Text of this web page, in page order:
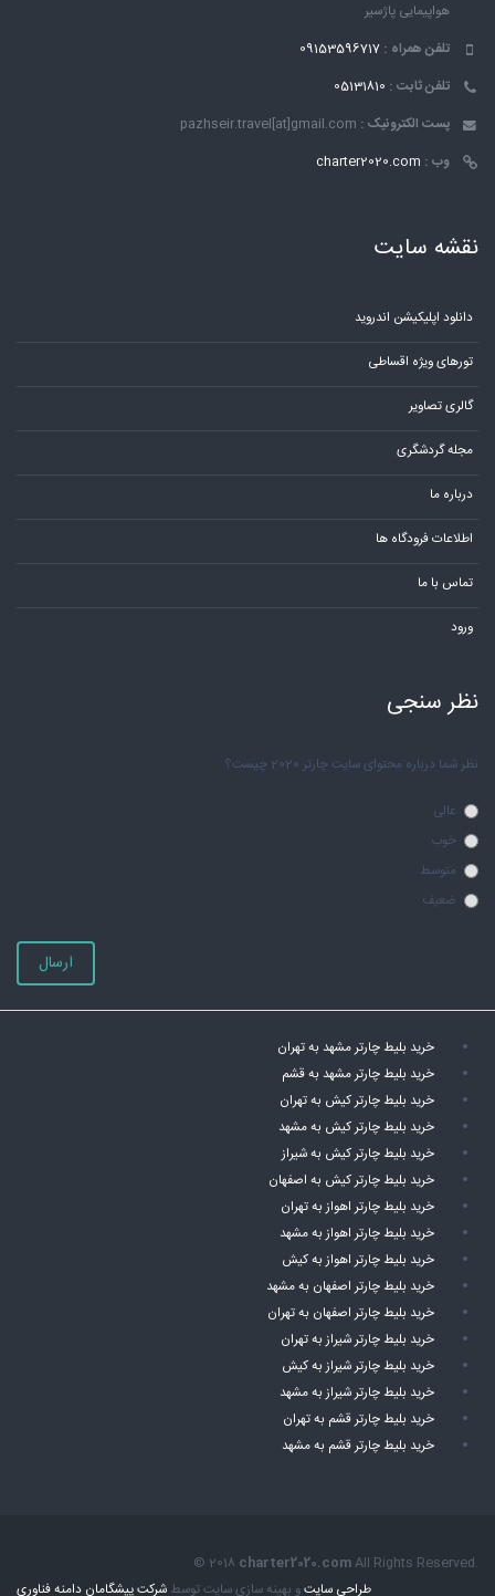
هواپیمایی پاژسیر
تلفن همراه : 09153596717
تلفن ثابت : 05131810
پست الکترونیک : pazhseir.travel[at]gmail.com
وب : charter2020.com
نقشه سایت
دانلود اپلیکیشن اندروید
تورهای ویژه اقساطی
گالری تصاویر
مجله گردشگری
درباره ما
اطلاعات فرودگاه ها
تماس با ما
ورود
نظر سنجی
نظر شما درباره محتوای سایت چارتر 2020 چیست؟
عالی
خوب
متوسط
ضعیف
ارسال
خرید بلیط چارتر مشهد به تهران
خرید بلیط چارتر مشهد به قشم
خرید بلیط چارتر کیش به تهران
خرید بلیط چارتر کیش به مشهد
خرید بلیط چارتر کیش به شیراز
خرید بلیط چارتر کیش به اصفهان
خرید بلیط چارتر اهواز به تهران
خرید بلیط چارتر اهواز به مشهد
خرید بلیط چارتر اهواز به کیش
خرید بلیط چارتر اصفهان به مشهد
خرید بلیط چارتر اصفهان به تهران
خرید بلیط چارتر شیراز به تهران
خرید بلیط چارتر شیراز به کیش
خرید بلیط چارتر شیراز به مشهد
خرید بلیط چارتر قشم به تهران
خرید بلیط چارتر قشم به مشهد
© 2018 charter2020.comAll Rights Reserved.
طراحی سایتو بهینه سازی سایت توسط شرکت پیشگامان دامنه فناوری